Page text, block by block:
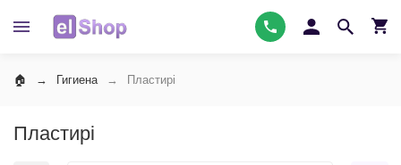
Гигиена Пластирі
Пластирі